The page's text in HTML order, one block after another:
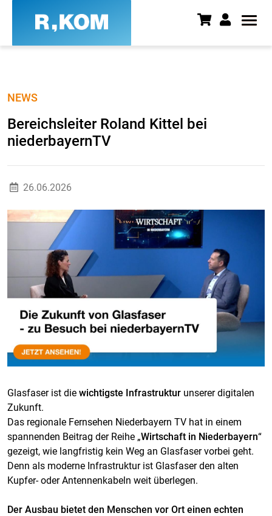
NEWS
Bereichsleiter Roland Kittel bei
niederbayernTV
26.06.2026
Glasfaser ist die wichtigste Infrastruktur unserer digitalen
Zukunft.
Das regionale Fernsehen Niederbayern TV hat in einem
spannenden Beitrag der Reihe „Wirtschaft in Niederbayern“
gezeigt, wie langfristig kein Weg an Glasfaser vorbei geht.
Denn als moderne Infrastruktur ist Glasfaser den alten
Kupfer- oder Antennenkabeln weit überlegen.
Der Ausbau bietet den Menschen vor Ort einen echten